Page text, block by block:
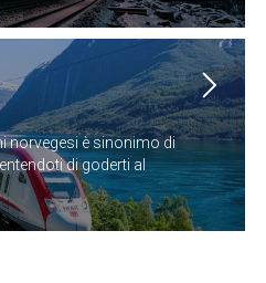
norvegesi è sinonimo di
di goderti al